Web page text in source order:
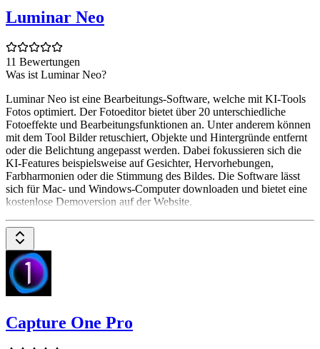
Luminar Neo
11 Bewertungen
Was ist Luminar Neo?
Luminar Neo ist eine Bearbeitungs-Software, welche mit KI-Tools
Fotos optimiert. Der Fotoeditor bietet über 20 unterschiedliche
Fotoeffekte und Bearbeitungsfunktionen an. Unter anderem können
mit dem Tool Bilder retuschiert, Objekte und Hintergründe entfernt
oder die Belichtung angepasst werden. Dabei fokussieren sich die
KI-Features beispielsweise auf Gesichter, Hervorhebungen,
Farbharmonien oder die Stimmung des Bildes. Die Software lässt
sich für Mac- und Windows-Computer downloaden und bietet eine
kostenlose Demoversion auf der Website.
Capture One Pro